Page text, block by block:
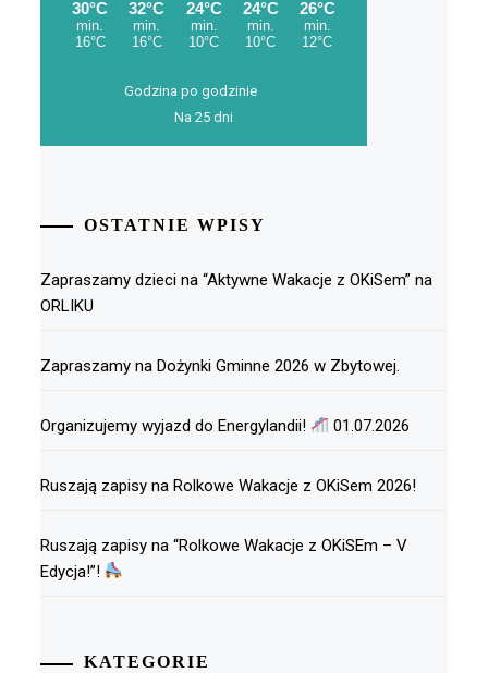
Godzina po godzinie
Na 25 dni
OSTATNIE WPISY
Zapraszamy dzieci na “Aktywne Wakacje z OKiSem” na
ORLIKU
Zapraszamy na Dożynki Gminne 2026 w Zbytowej.
Organizujemy wyjazd do Energylandii! 01.07.2026
Ruszają zapisy na Rolkowe Wakacje z OKiSem 2026!
Ruszają zapisy na “Rolkowe Wakacje z OKiSEm – V
Edycja!”!
KATEGORIE